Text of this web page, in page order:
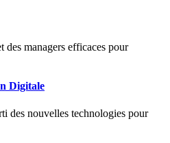
des managers efficaces pour
Digitale
des nouvelles technologies pour